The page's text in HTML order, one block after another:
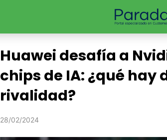
Huawei desafía a
chips de IA: ¿qué hay
rivalidad?
28/02/2024